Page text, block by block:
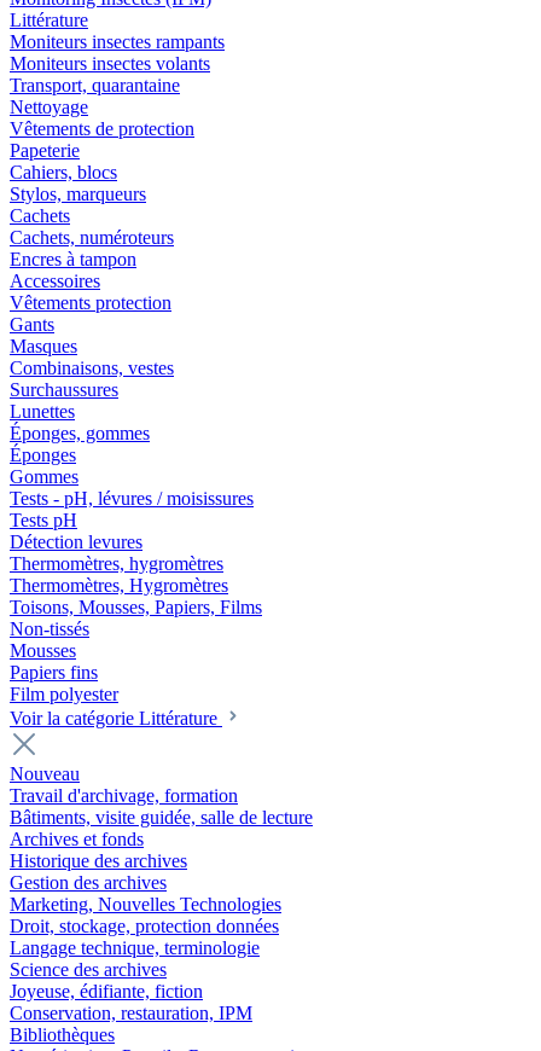
Littérature
Moniteurs insectes rampants
Moniteurs insectes volants
Transport, quarantaine
Nettoyage
Vêtements de protection
Papeterie
Cahiers, blocs
Stylos, marqueurs
Cachets
Cachets, numéroteurs
Encres à tampon
Accessoires
Vêtements protection
Gants
Masques
Combinaisons, vestes
Surchaussures
Lunettes
Éponges, gommes
Éponges
Gommes
Tests - pH, lévures / moisissures
Tests pH
Détection levures
Thermomètres, hygromètres
Thermomètres, Hygromètres
Toisons, Mousses, Papiers, Films
Non-tissés
Mousses
Papiers fins
Film polyester
Voir la catégorie Littérature
Nouveau
Travail d'archivage, formation
Bâtiments, visite guidée, salle de lecture
Archives et fonds
Historique des archives
Gestion des archives
Marketing, Nouvelles Technologies
Droit, stockage, protection données
Langage technique, terminologie
Science des archives
Joyeuse, édifiante, fiction
Conservation, restauration, IPM
Bibliothèques